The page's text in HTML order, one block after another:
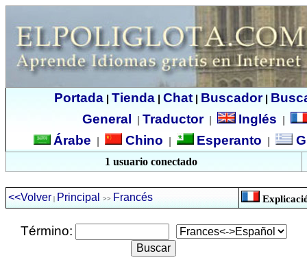
Portada| Tienda| Chat| Buscador|
General
Traductor| Inglés
Árabe Chino Esperanto
1 usuario conectado
<<Volver | Principal >> Francés
Término: